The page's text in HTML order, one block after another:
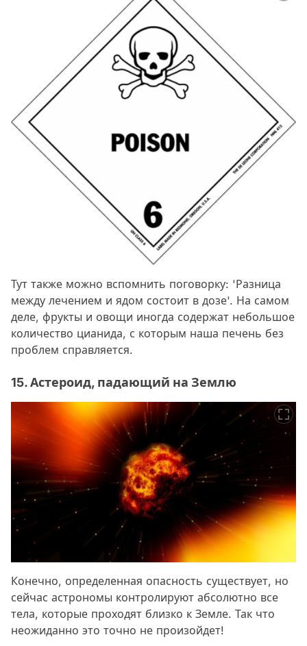
Тут также можно вспомнить поговорку: 'Разница
между лечением и ядом состоит в дозе'. На самом
деле, фрукты и овощи иногда содержат небольшое
количество цианида, с которым наша печень без
проблем справляется.
15. Астероид, падающий на Землю
Конечно, определенная опасность существует, но
сейчас астрономы контролируют абсолютно все
тела, которые проходят близко к Земле. Так что
неожиданно это точно не произойдет!